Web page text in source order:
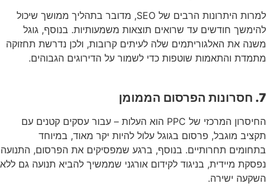
למרות היתרונות הרבים של SEO, מדובר בתהליך ממושך שיכול
להימשך חודשים עד שרואים תוצאות משמעותיות. בנוסף, גוגל
משנה את האלגוריתמים שלה לעיתים קרובות, ולכן נדרשת תחזוקה
מתמדת והתאמות שוטפות כדי לשמור על הדירוגים הגבוהים.
7. חסרונות הפרסום הממומן
החיסרון המרכזי של PPC הוא העלות – עבור עסקים קטנים עם
תקציב מוגבל, פרסום בגוגל עלול להיות יקר מאוד, במיוחד
בתחומים תחרותיים. בנוסף, ברגע שמפסיקים את הפרסום, התנועה
נפסקת מיידית, בניגוד לקידום אורגני שממשיך להביא תנועה גם ללא
השקעה ישירה.